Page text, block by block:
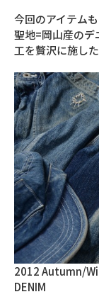
今回のアイテム
聖地=岡山産のデ
工を贅沢に施し
2012 Autumn/
DENIM